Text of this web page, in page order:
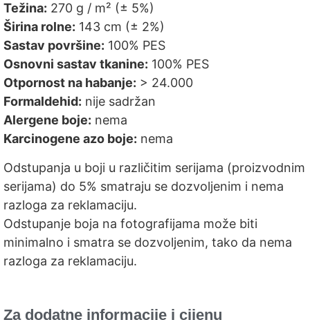
Težina: 270 g / m² (± 5%)
Širina rolne: 143 cm (± 2%)
Sastav površine: 100% PES
Osnovni sastav tkanine: 100% PES
Otpornost na habanje: > 24.000
Formaldehid: nije sadržan
Alergene boje: nema
Karcinogene azo boje: nema
Odstupanja u boji u različitim serijama (proizvodnim
serijama) do 5% smatraju se dozvoljenim i nema
razloga za reklamaciju.
Odstupanje boja na fotografijama može biti
minimalno i smatra se dozvoljenim, tako da nema
razloga za reklamaciju.
Za dodatne informacije i cijenu